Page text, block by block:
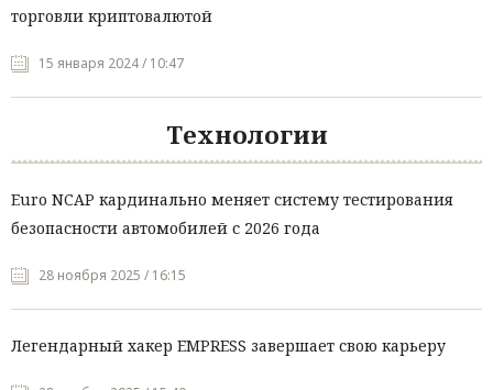
торговли криптовалютой
15 января 2024 / 10:47
Технологии
Euro NCAP кардинально меняет систему тестирования
безопасности автомобилей с 2026 года
28 ноября 2025 / 16:15
Легендарный хакер EMPRESS завершает свою карьеру